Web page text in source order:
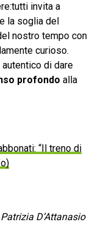
invita a
la soglia del
nostro tempo con
curioso.
di dare
profondo alla
“Il treno di
Patrizia D’Attanasio